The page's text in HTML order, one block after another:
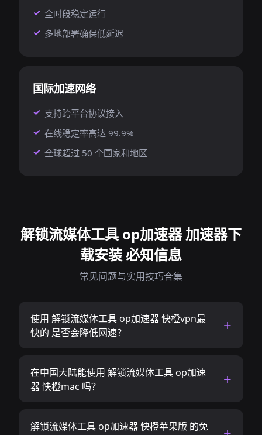
全时段稳定运行
多地部署确保低延迟
国际加速网络
支持跨平台协议接入
在线稳定率高达 99.9%
全球超过 50 个国家和地区
解锁流媒体工具 op加速器 加速器下
载安装 必知信息
常见问题与实用技巧合集
使用 解锁流媒体工具 op加速器 快橙vpn最
快的 是否会降低网速？
在中国大陆能使用 解锁流媒体工具 op加速
器 快橙mac 吗？
解锁流媒体工具 op加速器 快橙苹果版 的免